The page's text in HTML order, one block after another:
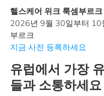
헬스케어 위크 룩셈부르
2026년 9월 30일부터 10
부르크
지금 사전 등록하세요
유럽에서 가장
들과 소통하세요